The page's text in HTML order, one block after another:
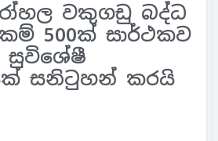
වකුගඩු බද්ධ
500ක් සාර්ථකව
සනිටුහන් කරයි